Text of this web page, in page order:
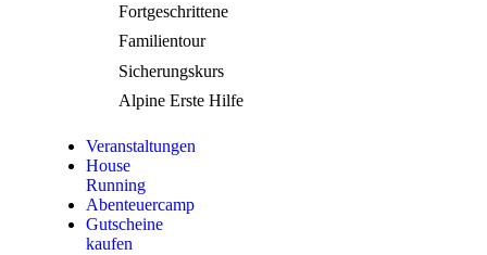
Fortgeschrittene
Familientour
Sicherungskurs
Alpine Erste Hilfe
Veranstaltungen
House
Running
Abenteuercamp
Gutscheine
kaufen